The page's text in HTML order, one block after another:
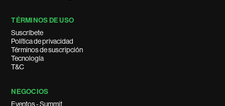
TÉRMINOS DE USO
Suscríbete
Política de privacidad
Términos de suscripción
Tecnología
T&C
NEGOCIOS
Eventos - Summit